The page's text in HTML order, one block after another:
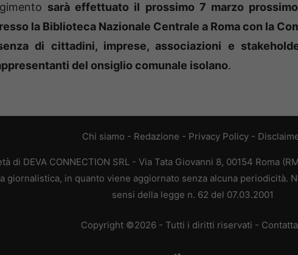
sarà effettuato il prossimo 7 marzo
la Biblioteca Nazionale Centrale a Roma con la
di cittadini, imprese, associazioni e
del onsiglio comunale isolano.
Chi siamo - Redazione - Privacy Policy -
di DEVA CONNECTION SRL - Via Tata Giovanni 8, 00154 Roma
giornalistica, in quanto viene aggiornato senza alcuna
sensi della legge n. 62 del 07.03.2001
Copyright ©2026 - Tutti i diritti riservati -